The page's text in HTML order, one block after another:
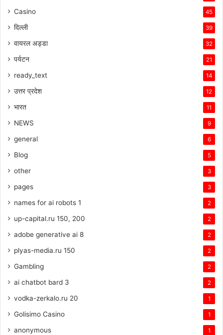
Casino 45
दिल्ली 39
वायरल अड्डा 32
पर्यटन 21
ready_text 14
उत्तर प्रदेश 12
भारत 11
NEWS 9
general 6
Blog 5
other 3
pages 3
names for ai robots 1 2
up-capital.ru 150, 200 2
adobe generative ai 8 2
plyas-media.ru 150 2
Gambling 2
ai chatbot bard 3 2
vodka-zerkalo.ru 20 1
Golisimo Casino 1
anonymous 1